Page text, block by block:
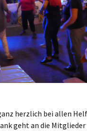
herzlich bei allen
geht an die